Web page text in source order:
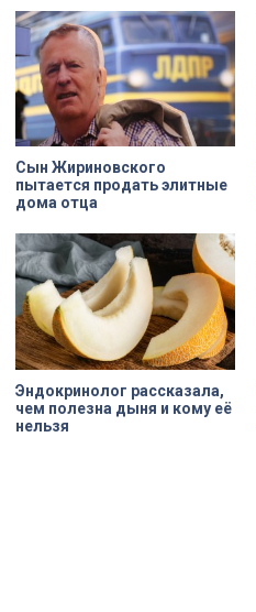
Сын Жириновского
пытается продать элитные
дома отца
Эндокринолог рассказала,
чем полезна дыня и кому её
нельзя